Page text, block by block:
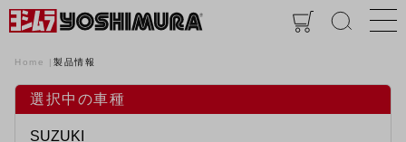
Home 製品情報
選択中の車種